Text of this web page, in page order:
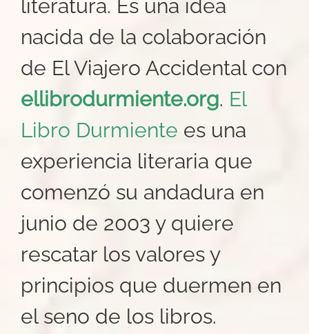
literatura. Es una idea
nacida de la colaboración
de El Viajero Accidental con
ellibrodurmiente.org. El
Libro Durmiente es una
experiencia literaria que
comenzó su andadura en
junio de 2003 y quiere
rescatar los valores y
principios que duermen en
el seno de los libros.